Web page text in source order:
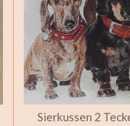
Sierkussen 2